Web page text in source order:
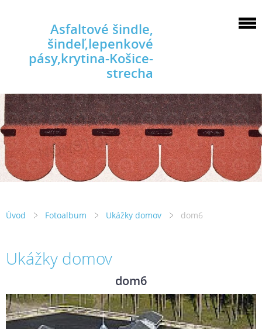
Asfaltové šindle,
šindeľ,lepenkové
pásy,krytina-Košice-
strecha
Úvod Fotoalbum Ukážky domov dom6
Ukážky domov
dom6